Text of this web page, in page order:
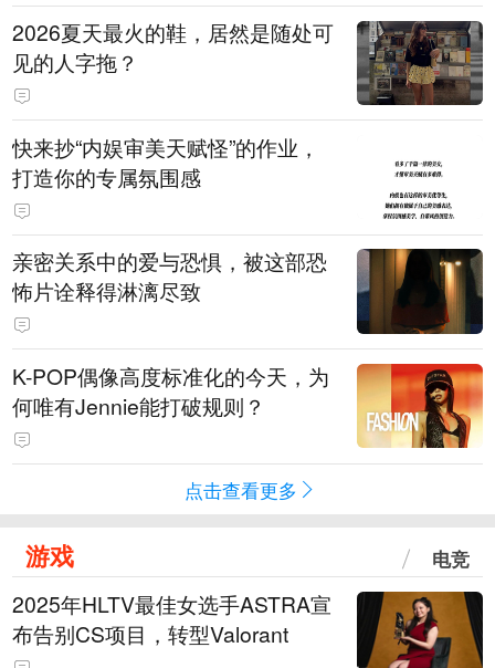
2026夏天最火的鞋，居然是随处可
见的人字拖？
快来抄“内娱审美天赋怪”的作业，
打造你的专属氛围感
亲密关系中的爱与恐惧，被这部恐
怖片诠释得淋漓尽致
K-POP偶像高度标准化的今天，为
何唯有Jennie能打破规则？
点击查看更多
游戏 电竞
2025年HLTV最佳女选手ASTRA宣
布告别CS项目，转型Valorant